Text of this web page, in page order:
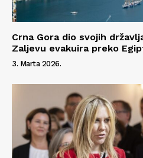
Crna Gora dio svojih
Zaljevu evakuira preko
3. Marta 2026.